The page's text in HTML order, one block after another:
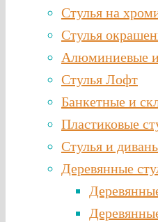
Стулья на
Стулья
Алюминиевые
Стулья Лофт
Банкетные и
Пластиковые
Стулья и
Деревянные